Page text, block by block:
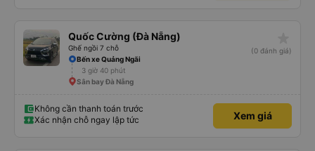
Quốc Cường (Đà Nẵng)
Ghế ngồi 7 chỗ
(0 đánh giá)
Bến xe Quảng Ngãi
3 giờ 40 phút
Sân bay Đà Nẵng
Không cần thanh toán trước
Xác nhận chỗ ngay lập tức
Xem giá